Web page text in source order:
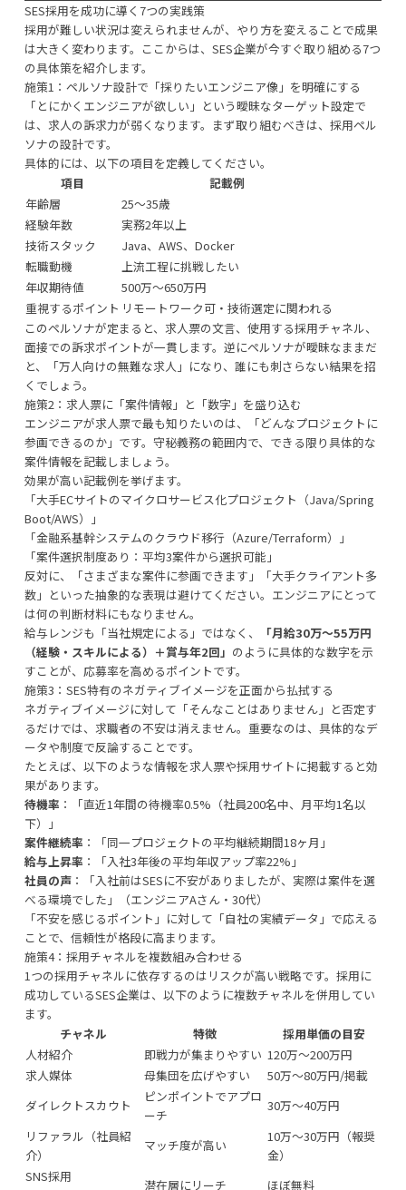
SES採用を成功に導く7つの実践策
採用が難しい状況は変えられませんが、やり方を変えることで成果
は大きく変わります。ここからは、SES企業が今すぐ取り組める7つ
の具体策を紹介します。
施策1：ペルソナ設計で「採りたいエンジニア像」を明確にする
「とにかくエンジニアが欲しい」という曖昧なターゲット設定で
は、求人の訴求力が弱くなります。まず取り組むべきは、採用ペル
ソナの設計です。
具体的には、以下の項目を定義してください。
項目
記載例
年齢層
25〜35歳
経験年数
実務2年以上
技術スタック
Java、AWS、Docker
転職動機
上流工程に挑戦したい
年収期待値
500万〜650万円
重視するポイント リモートワーク可・技術選定に関われる
このペルソナが定まると、求人票の文言、使用する採用チャネル、
面接での訴求ポイントが一貫します。逆にペルソナが曖昧なままだ
と、「万人向けの無難な求人」になり、誰にも刺さらない結果を招
くでしょう。
施策2：求人票に「案件情報」と「数字」を盛り込む
エンジニアが求人票で最も知りたいのは、「どんなプロジェクトに
参画できるのか」です。守秘義務の範囲内で、できる限り具体的な
案件情報を記載しましょう。
効果が高い記載例を挙げます。
「大手ECサイトのマイクロサービス化プロジェクト（Java/Spring
Boot/AWS）」
「金融系基幹システムのクラウド移行（Azure/Terraform）」
「案件選択制度あり：平均3案件から選択可能」
反対に、「さまざまな案件に参画できます」「大手クライアント多
数」といった抽象的な表現は避けてください。エンジニアにとって
は何の判断材料にもなりません。
給与レンジも「当社規定による」ではなく、
「月給30万〜55万円
（経験・スキルによる）＋賞与年2回」 のように具体的な数字を示
すことが、応募率を高めるポイントです。
施策3：SES特有のネガティブイメージを正面から払拭する
ネガティブイメージに対して「そんなことはありません」と否定す
るだけでは、求職者の不安は消えません。重要なのは、具体的なデ
ータや制度で反論することです。
たとえば、以下のような情報を求人票や採用サイトに掲載すると効
果があります。
待機率 ：「直近1年間の待機率0.5%（社員200名中、月平均1名以
下）」
案件継続率 ：「同一プロジェクトの平均継続期間18ヶ月」
給与上昇率 ：「入社3年後の平均年収アップ率22%」
社員の声：「入社前はSESに不安がありましたが、実際は案件を選
べる環境でした」（エンジニアAさん・30代）
「不安を感じるポイント」に対して「自社の実績データ」で応える
ことで、信頼性が格段に高まります。
施策4：採用チャネルを複数組み合わせる
1つの採用チャネルに依存するのはリスクが高い戦略です。採用に
成功しているSES企業は、以下のように複数チャネルを併用してい
ます。
チャネル
特徴
採用単価の目安
人材紹介
即戦力が集まりやすい 120万〜200万円
求人媒体
母集団を広げやすい
50万〜80万円/掲載
ダイレクトスカウト
ピンポイントでアプロ
ーチ
30万〜40万円
リファラル（社員紹
介）
マッチ度が高い
10万〜30万円（報奨
金）
SNS採用
潜在層にリーチ ほぼ無料